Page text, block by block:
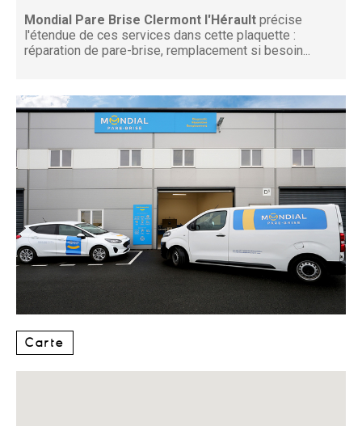
Mondial Pare Brise Clermont l'Hérault précise
l'étendue de ces services dans cette plaquette :
réparation de pare-brise, remplacement si besoin...
Carte